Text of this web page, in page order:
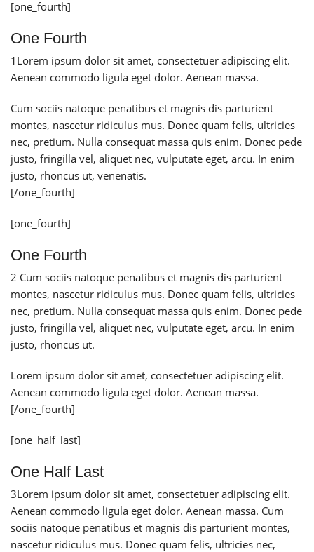
[one_fourth]
One Fourth
1 Lorem ipsum dolor sit amet, consectetuer adipiscing elit.
Aenean commodo ligula eget dolor. Aenean massa.
Cum sociis natoque penatibus et magnis dis parturient
montes, nascetur ridiculus mus. Donec quam felis, ultricies
nec, pretium. Nulla consequat massa quis enim. Donec pede
justo, fringilla vel, aliquet nec, vulputate eget, arcu. In enim
justo, rhoncus ut, venenatis.
[/one_fourth]
[one_fourth]
One Fourth
2 Cum sociis natoque penatibus et magnis dis parturient
montes, nascetur ridiculus mus. Donec quam felis, ultricies
nec, pretium. Nulla consequat massa quis enim. Donec pede
justo, fringilla vel, aliquet nec, vulputate eget, arcu. In enim
justo, rhoncus ut.
Lorem ipsum dolor sit amet, consectetuer adipiscing elit.
Aenean commodo ligula eget dolor. Aenean massa.
[/one_fourth]
[one_half_last]
One Half Last
3Lorem ipsum dolor sit amet, consectetuer adipiscing elit.
Aenean commodo ligula eget dolor. Aenean massa. Cum
sociis natoque penatibus et magnis dis parturient montes,
nascetur ridiculus mus. Donec quam felis, ultricies nec,